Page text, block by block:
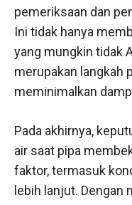
pemeriksaan dan
Ini tidak hanya
yang mungkin tidak
merupakan langkah
meminimalkan
Pada akhirnya,
air saat pipa
faktor, termasuk
lebih lanjut.